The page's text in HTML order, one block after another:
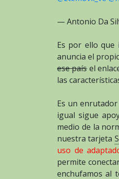
— Antonio Da
Es por ello que
anuncia el
ese paísel
las
Es un
igual sigue
medio de la
nuestra tarjeta
uso de
permite
enchufamos al